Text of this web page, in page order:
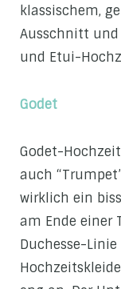
klassischem,
Ausschnitt und
und Etui-
Godet
Godet-
auch
wirklich ein
am Ende einer
Duchesse-